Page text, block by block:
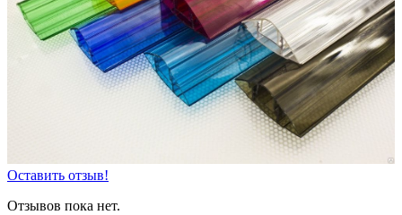
Оставить отзыв!
Отзывов пока нет.